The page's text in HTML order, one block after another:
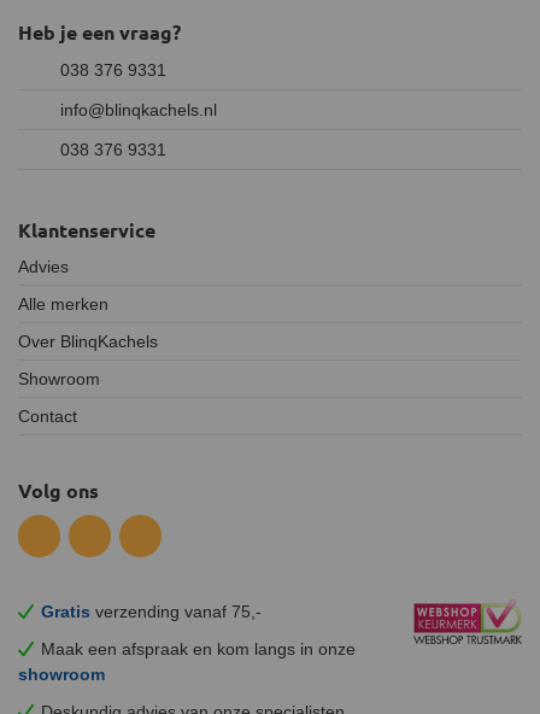
Gratis verzending vanaf 75,-
Maak een afspraak en kom langs in onze
showroom
Heb je een vraag?
038 376 9331
info@blinqkachels.nl
038 376 9331
Klantenservice
Advies
Alle merken
Over BlinqKachels
Showroom
Contact
Volg ons